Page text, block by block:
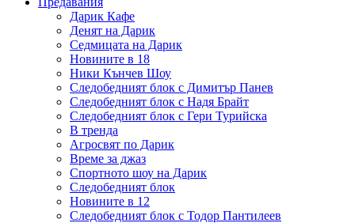
Дарик Кафе
Денят на Дарик
Седмицата на Дарик
Новините в 18
Ники Кънчев Шоу
Следобедният блок с Димитър Панев
Следобедният блок с Надя Брайт
Следобедният блок с Гери Турийска
В тренда
Агросвят по Дарик
Време за джаз
Спортното шоу на Дарик
Следобедният блок
Новините в 12
Следобедният блок с Тодор Пантилеев